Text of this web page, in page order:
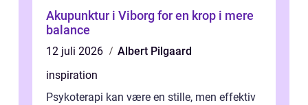
Akupunktur i Viborg for en krop i mere
balance
12 juli 2026
Albert Pilgaard
inspiration
Psykoterapi kan være en stille, men effektiv